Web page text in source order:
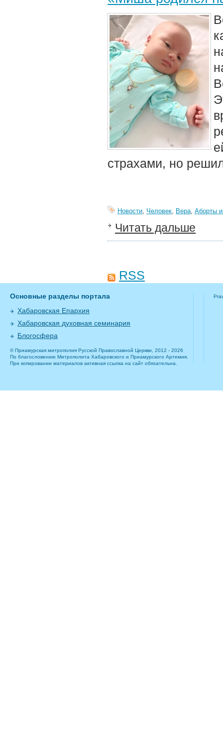
страхами, но
Новости, Человек, Вера, Аборты
Читать дальше
RSS
Основные разделы портала
Хабаровская Епархия
Хабаровская духовная семинария
Блогосфера
© Приамурская митрополия Русской Православной Церкви, 2012 - 2026
По благословению Митрополита Хабаровского и Приамурского Артемия.
При копировании материалов активная ссылка на сайт обязательна.